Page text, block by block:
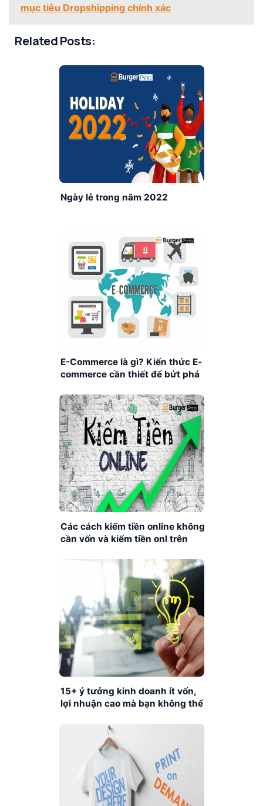
mục tiêu Dropshipping chính xác
Related Posts:
Ngày lễ trong năm 2022
E-Commerce là gì? Kiến thức E-
commerce cần thiết để bứt phá
Các cách kiếm tiền online không
cần vốn và kiếm tiền onl trên
15+ ý tưởng kinh doanh ít vốn,
lợi nhuận cao mà bạn không thể